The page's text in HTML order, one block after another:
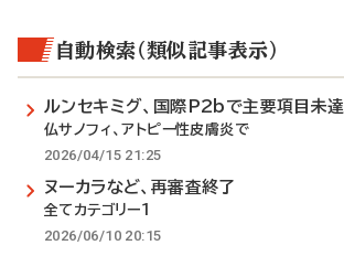
自動検索（類似記事表示）
ルンセキミグ、国際P2bで主要項目未達
仏サノフィ、アトピー性皮膚炎で
2026/04/15 21:25
ヌーカラなど、再審査終了
全てカテゴリー1
2026/06/10 20:15